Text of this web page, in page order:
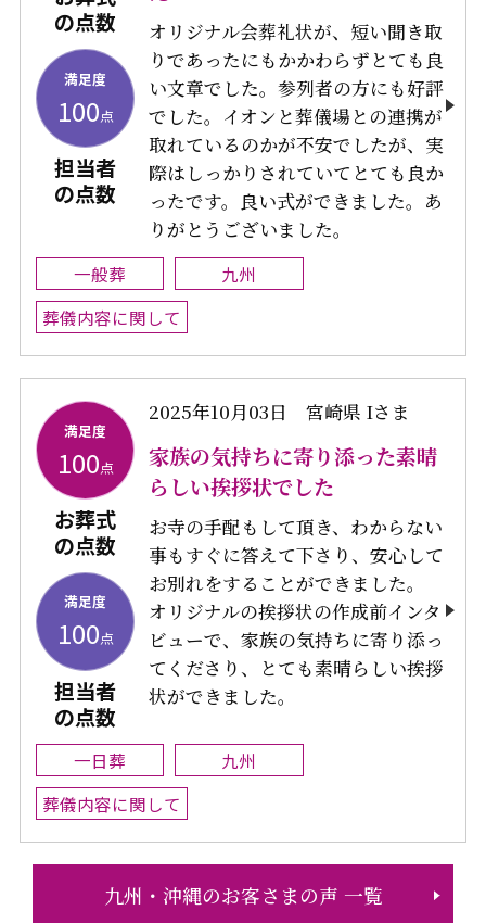
の点数
満足度
100点
担当者
の点数
オリジナル会葬礼状が、短い聞き取
りであったにもかかわらずとても良
い文章でした。参列者の方にも好評
でした。イオンと葬儀場との連携が
取れているのかが不安でしたが、実
際はしっかりされていてとても良か
ったです。良い式ができました。あ
りがとうございました。
一般葬
九州
葬儀内容に関して
満足度
100点
お葬式
の点数
満足度
100点
担当者
の点数
2025年10月03日 宮崎県 Iさま
家族の気持ちに寄り添った素晴
らしい挨拶状でした
お寺の手配もして頂き、わからない
事もすぐに答えて下さり、安心して
お別れをすることができました。
オリジナルの挨拶状の作成前インタ
ビューで、家族の気持ちに寄り添っ
てくださり、とても素晴らしい挨拶
状ができました。
一日葬
九州
葬儀内容に関して
九州・沖縄のお客さまの声 一覧